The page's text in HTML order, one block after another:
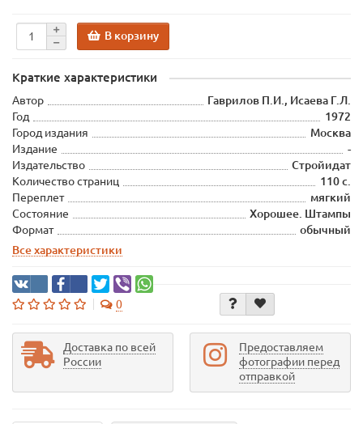
В корзину
Краткие характеристики
Автор
Гаврилов П.И., Исаева Г.Л.
Год
1972
Город издания
Москва
Издание
-
Издательство
Стройидат
Количество страниц
110 с.
Переплет
мягкий
Состояние
Хорошее. Штампы
Формат
обычный
Все характеристики
0
Доставка по всей
России
Предоставляем
фотографии перед
отправкой